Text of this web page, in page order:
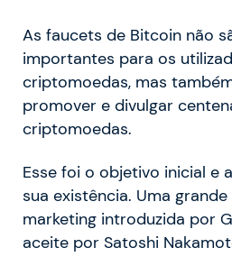
As faucets de Bitcoin não
importantes para os
criptomoedas, mas
promover e divulgar
criptomoedas.
Esse foi o objetivo inicial e
sua existência. Uma
marketing introduzida por
aceite por Satoshi